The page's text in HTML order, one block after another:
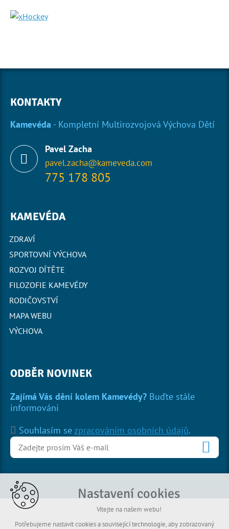
KONTAKTY
Kamevéda - Kompletní Multirozvojová Výchova Dětí
Pavel Zacha
pavel.zacha@kameveda.com
775 178 805
KAMEVÉDA
ZDRAVÍ
SPORTOVNÍ VÝCHOVA
ROZVOJ DÍTĚTE
FILOZOFIE KAMEVÉDY
RODIČOVSTVÍ
MAPA WEBU
VÝCHOVA
ODBĚR NOVINEK
Zajímá Vás dění kolem Kamevédy? Buďte stále
informováni
Souhlasím sezpracováním osobních údajů.
© Copyright 2026 Kamevéda
Nastavení cookies
Vítejte na našem webu!
Potřebujeme nastavit cookies a související technologie, aby zobrazovaný